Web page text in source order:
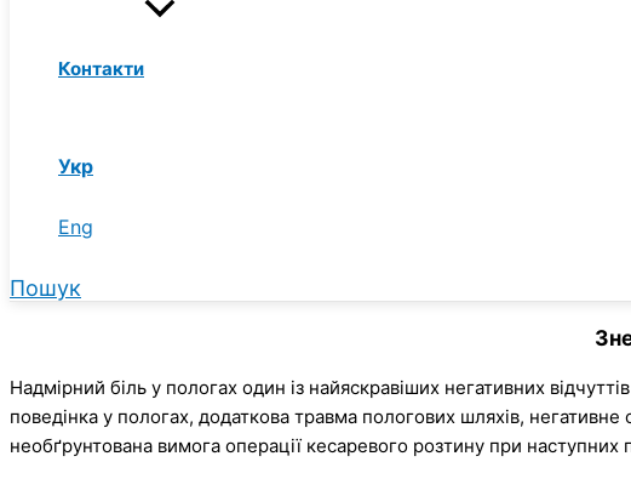
Контакти
Укр
Eng
Пошук
Надмірний біль у пологах один із найяскравіших негативних
поведінка у пологах, додаткова травма пологових шляхів,
необґрунтована вимога операції кесаревого розтину при наступних